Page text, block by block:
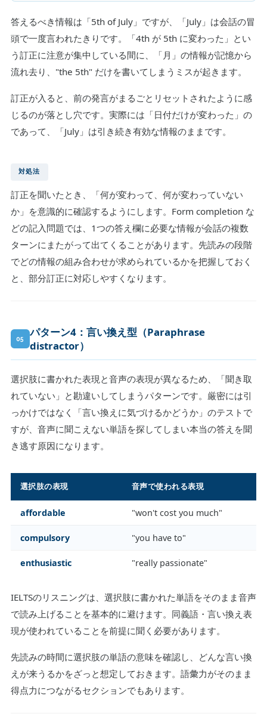
答えるべき情報は「5th of July」ですが、「July」は会話の冒
頭で一度言われたきりです。「4th が 5th に変わった」とい
う訂正に注意が集中している間に、「月」の情報が記憶から
流れ去り、"the 5th" だけを書いてしまうミスが起きます。
訂正が入ると、前の発言がまるごとリセットされたように感
じるのが落とし穴です。実際には「日付だけが変わった」の
であって、「July」は引き続き有効な情報のままです。
対処法
訂正を聞いたとき、「何が変わって、何が変わっていない
か」を意識的に確認するようにします。Form completion な
どの記入問題では、1つの答え欄に必要な情報が会話の複数
ターンにまたがって出てくることがあります。先読みの段階
でどの情報の組み合わせが求められているかを把握しておく
と、部分訂正に対応しやすくなります。
05
パターン4：言い換え型（Paraphrase
distractor）
選択肢に書かれた表現と音声の表現が異なるため、「聞き取
れていない」と勘違いしてしまうパターンです。厳密には引
っかけではなく「言い換えに気づけるかどうか」のテストで
すが、音声に聞こえない単語を探してしまい本当の答えを聞
き逃す原因になります。
選択肢の表現 音声で使われる表現
affordable "won't cost you much"
compulsory "you have to"
enthusiastic "really passionate"
IELTSのリスニングは、選択肢に書かれた単語をそのまま音声
で読み上げることを基本的に避けます。同義語・言い換え表
現が使われていることを前提に聞く必要があります。
先読みの時間に選択肢の単語の意味を確認し、どんな言い換
えが来うるかをざっと想定しておきます。語彙力がそのまま
得点力につながるセクションでもあります。